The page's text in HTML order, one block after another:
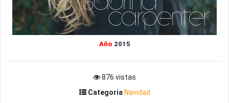
Año 2015
876 vistas
Categoria Navidad